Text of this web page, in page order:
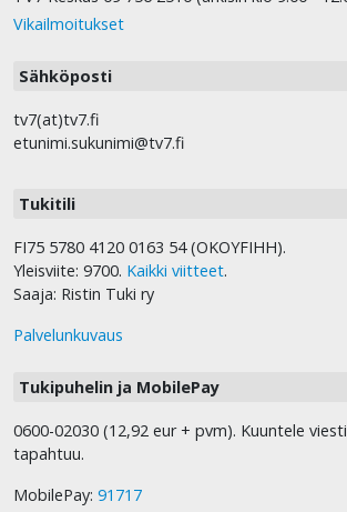
Vikailmoitukset
Sähköposti
tv7(at)tv7.fi
etunimi.sukunimi@tv7.fi
Tukitili
FI75 5780 4120 0163 54 (OKOYFIHH).
Yleisviite: 9700. Kaikki viitteet.
Saaja: Ristin Tuki ry
Palvelunkuvaus
Tukipuhelin ja MobilePay
0600-02030 (12,92 eur + pvm). Kuuntele
tapahtuu.
MobilePay: 91717